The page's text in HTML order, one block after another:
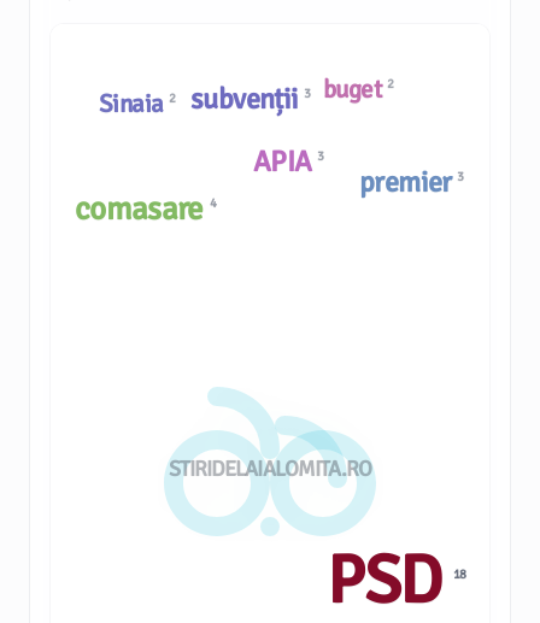
STIRIDELAIALOMITA.RO
APIA 3
subvenții 3 buget 2
PSD 18
comasare 4
premier 3
Sinaia 2